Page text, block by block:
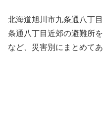
北海道旭川市九条通八丁
条通八丁目近郊の避難所
など、災害別にまとめてあ